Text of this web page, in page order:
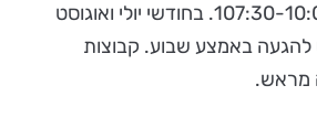
וחגים, בין השעות 107:30-10:00. בחודשי יולי ואוגוסט
באמצע שבוע. קבוצות
מראש.